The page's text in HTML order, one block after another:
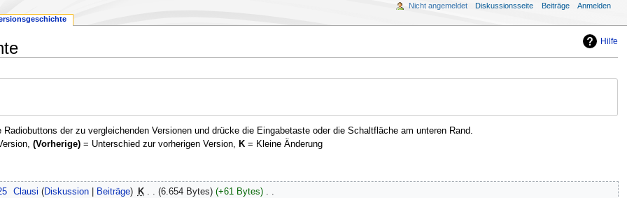
Hilfe
der zu vergleichenden Versionen und drücke die Eingabetaste oder die Schaltfläche am unteren Rand.
(Vorherige)= Unterschied zur vorherigen Version, K= Kleine Änderung
‎ Clausi Diskussion Beiträge K 6.654 Bytes +61 Bytes ‎
Nicht angemeldet Diskussionsseite Beiträge Anmelden